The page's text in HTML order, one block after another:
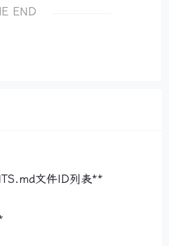
END
文件ID列表**